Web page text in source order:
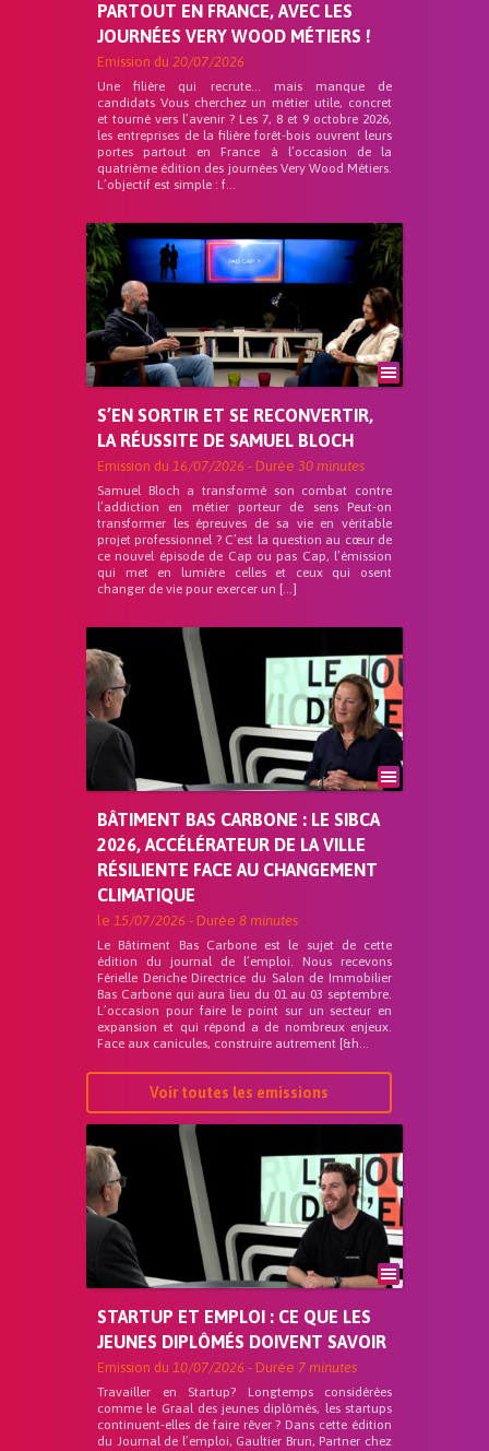
PARTOUT EN FRANCE, AVEC LES
JOURNÉES VERY WOOD MÉTIERS !
Emission du 20/07/2026
Une filière qui recrute… mais manque de
candidats Vous cherchez un métier utile, concret
et tourné vers l’avenir ? Les 7, 8 et 9 octobre 2026,
les entreprises de la filière forêt-bois ouvrent leurs
portes partout en France à l’occasion de la
quatrième édition des journées Very Wood Métiers.
L’objectif est simple : f...
S’EN SORTIR ET SE RECONVERTIR,
LA RÉUSSITE DE SAMUEL BLOCH
Emission du 16/07/2026 - Durée 30 minutes
Samuel Bloch a transformé son combat contre
l’addiction en métier porteur de sens Peut-on
transformer les épreuves de sa vie en véritable
projet professionnel ? C’est la question au cœur de
ce nouvel épisode de Cap ou pas Cap, l’émission
qui met en lumière celles et ceux qui osent
changer de vie pour exercer un […]
BÂTIMENT BAS CARBONE : LE SIBCA
2026, ACCÉLÉRATEUR DE LA VILLE
RÉSILIENTE FACE AU CHANGEMENT
CLIMATIQUE
le 15/07/2026 - Durée 8 minutes
Le Bâtiment Bas Carbone est le sujet de cette
édition du journal de l’emploi. Nous recevons
Férielle Deriche Directrice du Salon de Immobilier
Bas Carbone qui aura lieu du 01 au 03 septembre.
L’occasion pour faire le point sur un secteur en
expansion et qui répond a de nombreux enjeux.
Face aux canicules, construire autrement [&h...
Voir toutes les emissions
STARTUP ET EMPLOI : CE QUE LES
JEUNES DIPLÔMÉS DOIVENT SAVOIR
Emission du 10/07/2026 - Durée 7 minutes
Travailler en Startup? Longtemps considérées
comme le Graal des jeunes diplômés, les startups
continuent-elles de faire rêver ? Dans cette édition
du Journal de l’emploi, Gaultier Brun, Partner chez